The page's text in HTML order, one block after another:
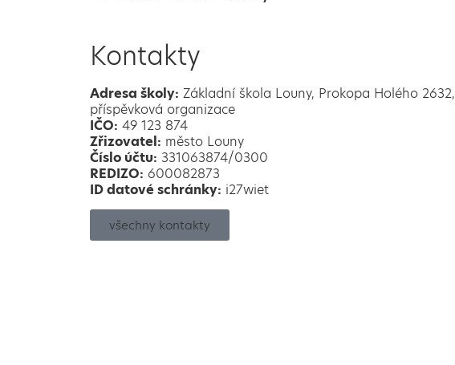
Kontakty
Adresa školy: Základní škola Louny, Prokopa Holého 2632,
příspěvková organizace
IČO: 49 123 874
Zřizovatel: město Louny
Číslo účtu: 331063874/0300
REDIZO: 600082873
ID datové schránky: i27wiet
všechny kontakty